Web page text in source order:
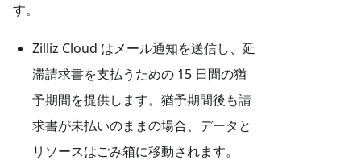
す。
Zilliz Cloud はメール通知を送信し、延
滞請求書を支払うための 15 日間の猶
予期間を提供します。猶予期間後も請
求書が未払いのままの場合、データと
リソースはごみ箱に移動されます。